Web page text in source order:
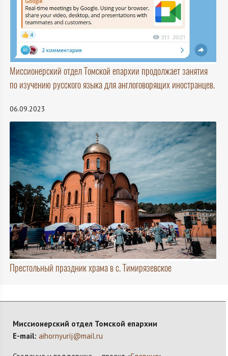
Миссионерский отдел Томской епархии продолжает занятия
по изучению русского языка для англоговорящих иностранцев.
06.09.2023
Престольный праздник храма в с. Тимирязевское
Миссионерский отдел Томской епархии
E-mail: aihornyurij@mail.ru